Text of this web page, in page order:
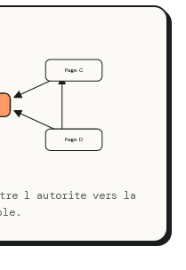
Page C
Page D
l autorite vers la